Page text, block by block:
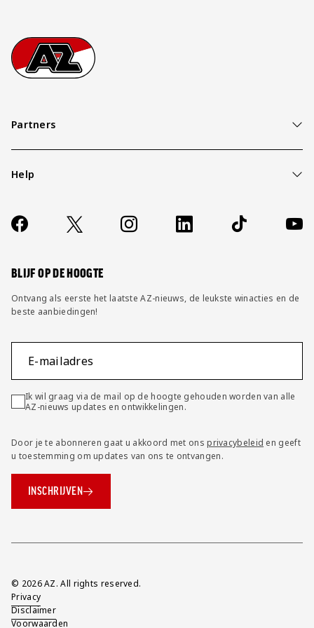
Footer
Ga naar onze homepage
Partners
Help
Contact
FAQ
Socials
https://www.facebook.com/AZAlkmaar
X Instagram LinkedIn TikTok
BLIJF OP DE HOOGTE
Ontvang als eerste het laatste AZ-nieuws, de leukste winacties en de
beste aanbiedingen!
E-mailadres
Ik wil graag via de mail op de hoogte gehouden worden van alle
AZ-nieuws updates en ontwikkelingen.
Door je te abonneren gaat u akkoord met onsprivacybeleid en geeft
u toestemming om updates van ons te ontvangen.
INSCHRIJVEN
Overig
© 2026 AZ. All rights reserved.
Privacy
Disclaimer
Voorwaarden